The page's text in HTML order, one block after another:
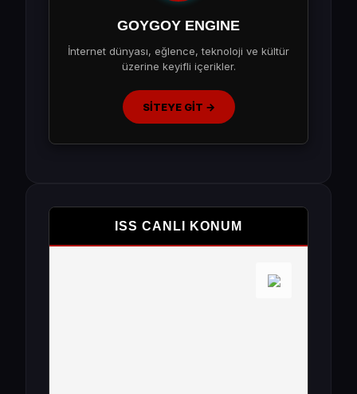
GOYGOY ENGINE
İnternet dünyası, eğlence, teknoloji ve kültür
üzerine keyifli içerikler.
SİTEYE GİT →
ISS CANLI KONUM